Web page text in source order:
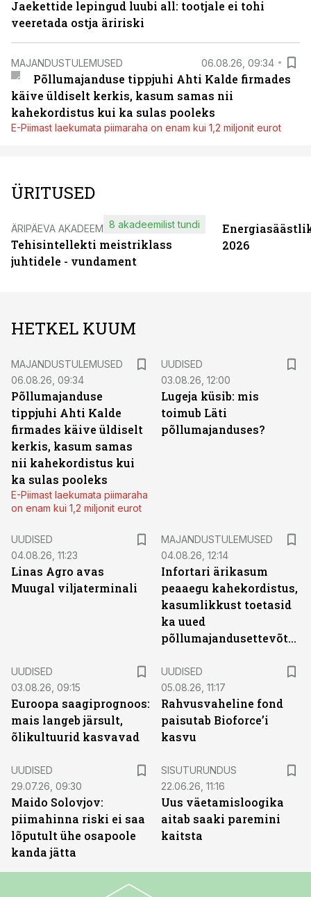
Jaekettide lepingud luubi all: tootjale ei tohi
veeretada ostja äririski
MAJANDUSTULEMUSED 06.08.26, 09:34
Põllumajanduse tippjuhi Ahti Kalde firmades
käive üldiselt kerkis, kasum samas nii
kahekordistus kui ka sulas pooleks
E-Piimast laekumata piimaraha on enam kui 1,2 miljonit eurot
ÜRITUSED
ÄRIPÄEVA AKADEEMIA
Tehisintellekti meistriklass
juhtidele - vundament
8 akadeemilist tundi
2026
HETKEL KUUM
MAJANDUSTULEMUSED
06.08.26, 09:34
Põllumajanduse
tippjuhi Ahti Kalde
firmades käive üldiselt
kerkis, kasum samas
nii kahekordistus kui
ka sulas pooleks
E-Piimast laekumata piimaraha
on enam kui 1,2 miljonit eurot
UUDISED
03.08.26, 12:00
Lugeja küsib: mis
toimub Läti
põllumajanduses?
UUDISED
04.08.26, 11:23
Linas Agro avas
Muugal viljaterminali
MAJANDUSTULEMUSED
04.08.26, 12:14
Infortari ärikasum
peaaegu kahekordistus,
kasumlikkust toetasid
ka uued
põllumajandusettevõtted
UUDISED
03.08.26, 09:15
Euroopa saagiprognoos:
mais langeb järsult,
õlikultuurid kasvavad
UUDISED
05.08.26, 11:17
Rahvusvaheline fond
paisutab Bioforce’i
kasvu
UUDISED
29.07.26, 09:30
Maido Solovjov:
piimahinna riski ei saa
lõputult ühe osapoole
kanda jätta
SISUTURUNDUS
22.06.26, 11:16
Uus väetamisloogika
aitab saaki paremini
kaitsta